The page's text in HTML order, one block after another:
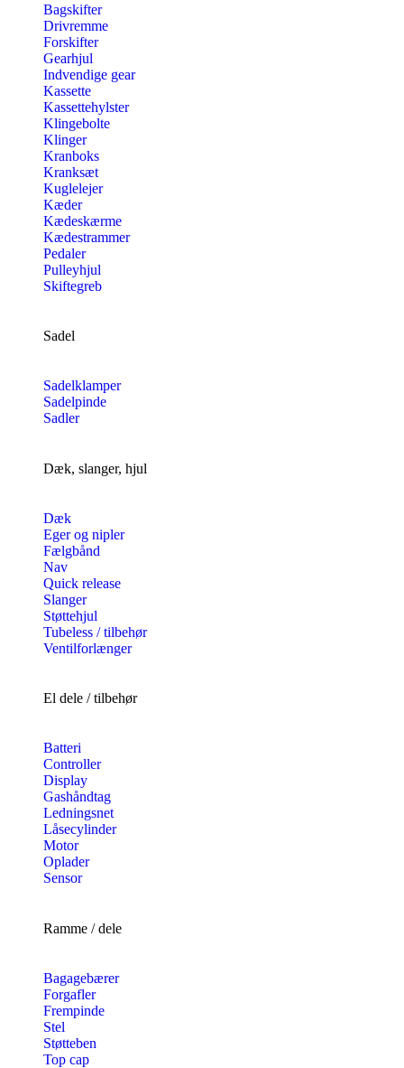
Bagskifter
Drivremme
Forskifter
Gearhjul
Indvendige gear
Kassette
Kassettehylster
Klingebolte
Klinger
Kranboks
Kranksæt
Kuglelejer
Kæder
Kædeskærme
Kædestrammer
Pedaler
Pulleyhjul
Skiftegreb
Sadel
Sadelklamper
Sadelpinde
Sadler
Dæk, slanger, hjul
Dæk
Eger og nipler
Fælgbånd
Nav
Quick release
Slanger
Støttehjul
Tubeless / tilbehør
Ventilforlænger
El dele / tilbehør
Batteri
Controller
Display
Gashåndtag
Ledningsnet
Låsecylinder
Motor
Oplader
Sensor
Ramme / dele
Bagagebærer
Forgafler
Frempinde
Stel
Støtteben
Top cap